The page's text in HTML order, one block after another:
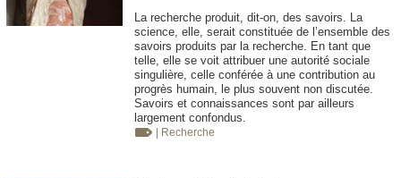
La recherche produit, dit-on, des savoirs. La
science, elle, serait constituée de l’ensemble des
savoirs produits par la recherche. En tant que
telle, elle se voit attribuer une autorité sociale
singulière, celle conférée à une contribution au
progrès humain, le plus souvent non discutée.
Savoirs et connaissances sont par ailleurs
largement confondus.
| Recherche